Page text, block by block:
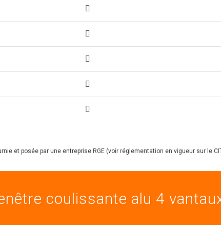
et posée par une entreprise RGE (voir réglementation en vigueur sur le
coulissante alu 4